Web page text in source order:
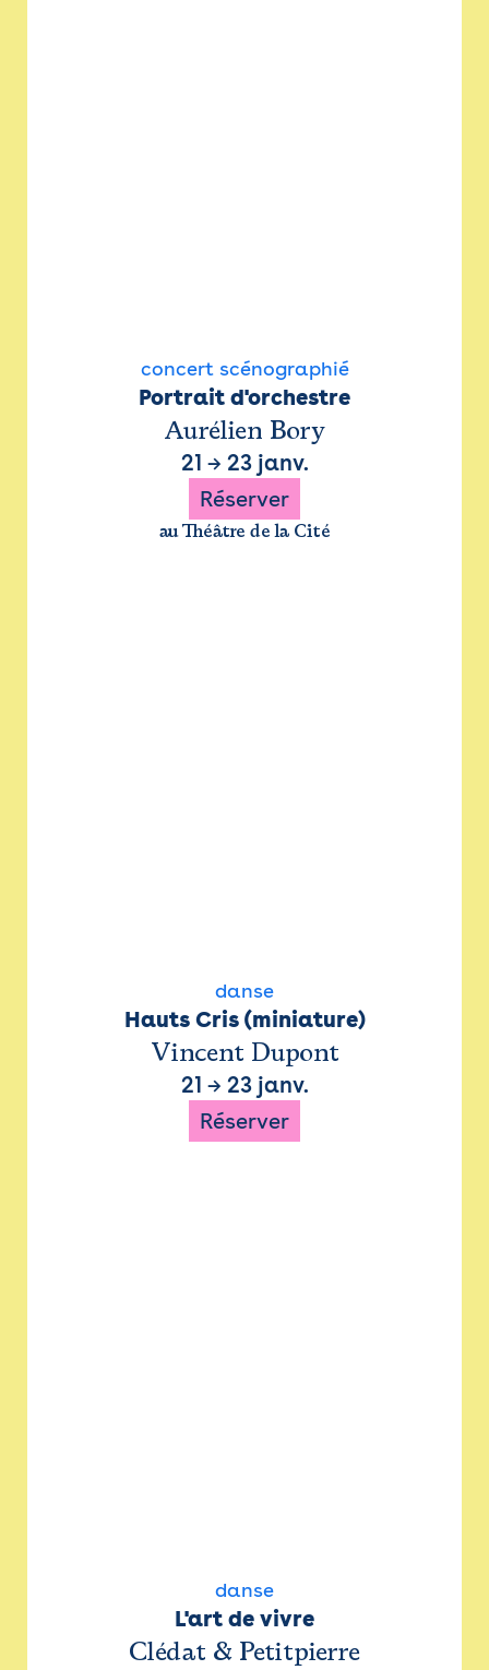
concert scénographié
Portrait d'orchestre
Aurélien Bory
21 → 23 janv.
Réserver
au Théâtre de la Cité
danse
Hauts Cris (miniature)
Vincent Dupont
21 → 23 janv.
Réserver
danse
L'art de vivre
Clédat & Petitpierre